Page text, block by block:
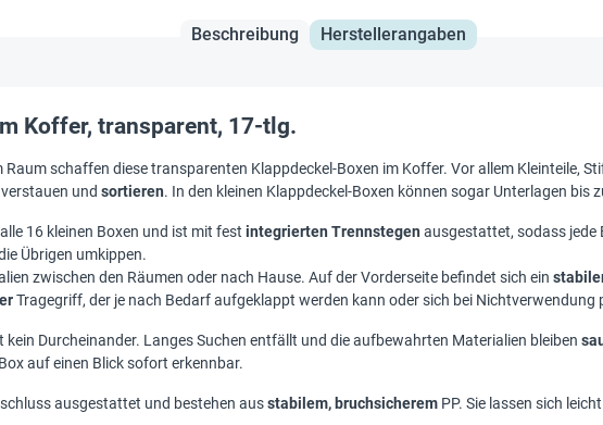
Beschreibung Herstellerangaben
Koffer, transparent, 17-tlg.
schaffen diese transparenten Klappdeckel-Boxen im Koffer. Vor allem Kleinteile,
verstauen und sortieren. In den kleinen Klappdeckel-Boxen können sogar Unterlagen
16 kleinen Boxen und ist mit fest integrierten Trennstegen ausgestattet, sodass jede
Übrigen umkippen.
zwischen den Räumen oder nach Hause. Auf der Vorderseite befindet sich ein
Tragegriff, der je nach Bedarf aufgeklappt werden kann oder sich bei
Durcheinander. Langes Suchen entfällt und die aufbewahrten Materialien bleiben
auf einen Blick sofort erkennbar.
ausgestattet und bestehen ausstabilem, bruchsicherem PP. Sie lassen sich